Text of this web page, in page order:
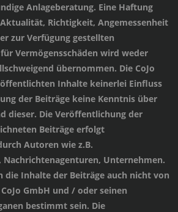
Anlageberatung. Eine Haftung
Richtigkeit, Angemessenheit
zur Verfügung gestellten
Vermögensschäden wird weder
übernommen. Die CoJo
Inhalte keinerlei Einfluss
der Beiträge keine Kenntnis über
dieser. Die Veröffentlichung der
Beiträge erfolgt
Autoren wie z.B.
Unternehmen.
die Inhalte der Beiträge auch nicht von
GmbH und / oder seinen
bestimmt sein. Die